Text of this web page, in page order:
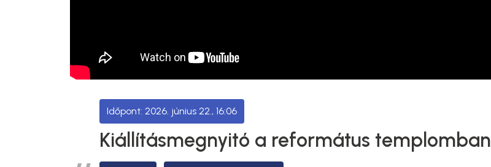
2026. június 22., 16:06
Kiállításmegnyitó a református templomban